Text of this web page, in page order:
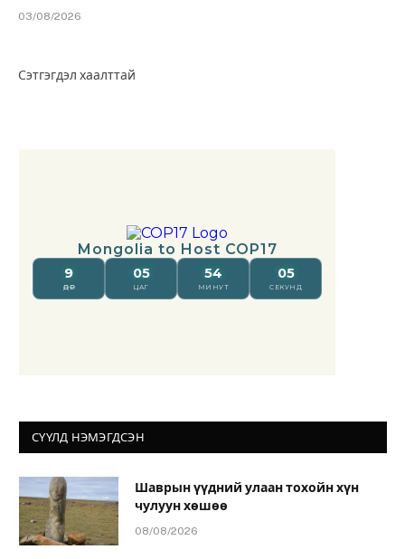
03/08/2026
Сэтгэгдэл хаалттай
СҮҮЛД НЭМЭГДСЭН
Шаврын үүдний улаан тохойн хүн
чулуун хөшөө
08/08/2026